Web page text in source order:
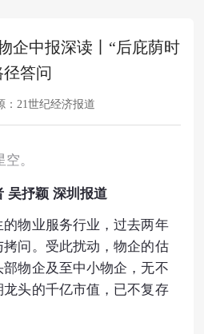
企中报深读丨“后庇荫时
答问
：21世纪经济报道
空。
吴抒颖 深圳报道
物业服务行业，过去两年
问。受此扰动，物企的估
物企及至中小物企，无不
头的千亿市值，已不复存